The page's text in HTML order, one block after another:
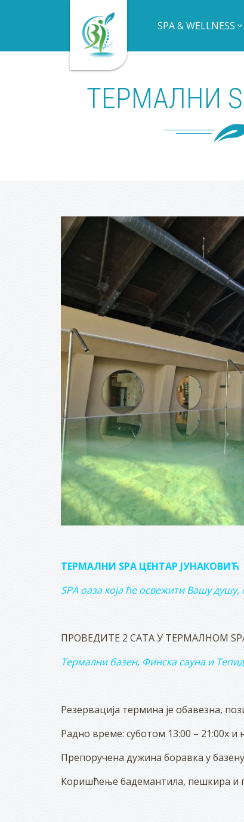
SPA & WELLNESS
ТЕРМАЛНИ
ТЕРМАЛНИ SPA ЦЕНТАР ЈУНАКОВИЋ
SPA оаза која ће освежити Вашу душу,
ПРОВЕДИТЕ 2 САТА У ТЕРМАЛНОМ
Термални базен, Финска сауна и
Резервација термина је обавезна,
Радно време: суботом 13:00 – 21:00х и
Препоручена дужина боравка у
Коришћење бадемантила, пешкира и